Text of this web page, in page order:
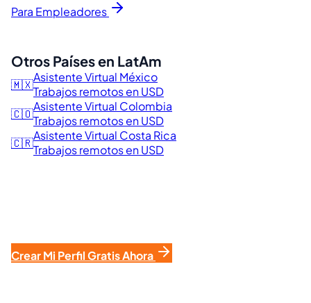
Para Empleadores
Otros Países en LatAm
🇲🇽Asistente Virtual México
Trabajos remotos en USD
🇨🇴Asistente Virtual Colombia
Trabajos remotos en USD
🇨🇷Asistente Virtual Costa Rica
Trabajos remotos en USD
Crear Mi Perfil Gratis Ahora